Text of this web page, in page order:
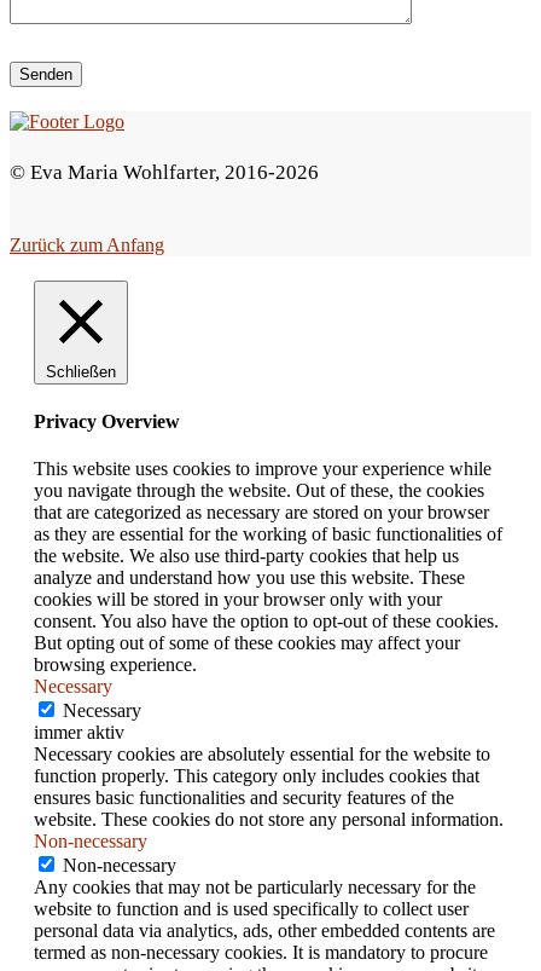
e
s
e
l
l
© Eva Maria Wohlfarter, 2016-2026
Zurück zum Anfang
Schließen
Privacy Overview
This website uses cookies to improve your experience while
you navigate through the website. Out of these, the cookies
that are categorized as necessary are stored on your browser
as they are essential for the working of basic functionalities of
the website. We also use third-party cookies that help us
analyze and understand how you use this website. These
cookies will be stored in your browser only with your
consent. You also have the option to opt-out of these cookies.
But opting out of some of these cookies may affect your
browsing experience.
Necessary
Necessary
immer aktiv
Necessary cookies are absolutely essential for the website to
function properly. This category only includes cookies that
ensures basic functionalities and security features of the
website. These cookies do not store any personal information.
Non-necessary
Non-necessary
Any cookies that may not be particularly necessary for the
website to function and is used specifically to collect user
personal data via analytics, ads, other embedded contents are
termed as non-necessary cookies. It is mandatory to procure